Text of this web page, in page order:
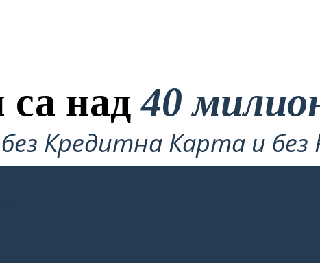
са над40
Кредитна Карта и без
Опитате!